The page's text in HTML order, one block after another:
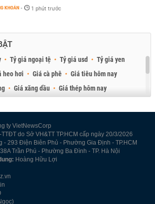
KHOÁN - 1 phút trước
Tỷ giá ngoại tệ Tỷ giá usd
Tỷ giá yen
heo hơi Giá cà phê
Giá tiêu hôm nay
Giá xăng dầu
Giá thép hôm nay
ty VietNewsCorp
do Sở VH&TT TP.HCM cấp ngày 20/3/2026
- 293 Điện Biên Phủ - Phường Gia Định - TP.HCM
Trần Phú - Phường Ba Đình - TP. Hà Nội
Hoàng Hữu Lợi